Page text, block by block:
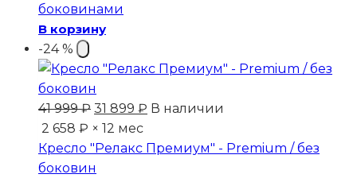
69
997 ₽.
боковинами
В корзину
-24 %
41 999₽ Первоначальная
цена
составляла
41
31 899 ₽ Текущая
31
В наличии
2 658 ₽ × 12 мес
Кресло "Релакс Премиум" - Premium / без
боковин